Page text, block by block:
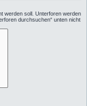
werden soll. Unterforen werden
durchsuchen“ unten nicht